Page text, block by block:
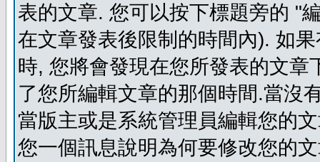
表的文章. 您可以按下標題旁的 "
在文章發表後限制的時間內). 如
時, 您將會發現在您所發表的文
了您所編輯文章的那個時間.當沒
當版主或是系統管理員編輯您的
您一個訊息說明為何要修改您的